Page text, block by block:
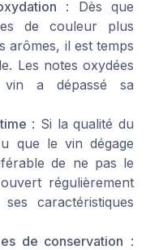
: Dès que
de couleur plus
arômes, il est temps
Les notes oxydées
a dépassé sa
: Si la qualité du
que le vin dégage
de ne pas le
régulièrement
caractéristiques
de conservation :